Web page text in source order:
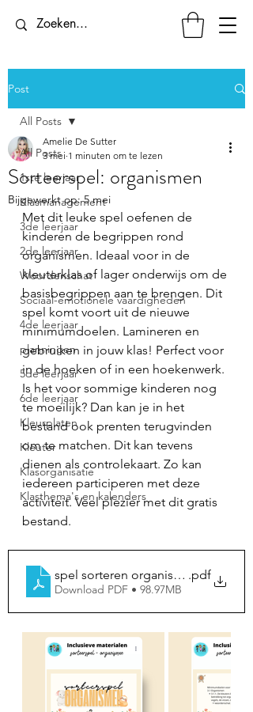
Post
All Posts
1ste leerjaar
Klasmanagement
3de leerjaar
2de leerjaar
Woordenschat
Sociaal-emotionele vaardigheden
4de leerjaar
planningen
5de leerjaar
6de leerjaar
Kleurplaten
Kleuter
Klasorganisatie
Klasthema's en kalenders
All Posts
Sorteerspel: organismen
Amelie De Sutter
3 mei 1 minuten om te lezen
Bijgewerkt op:5 mei
Met dit leuke spel oefenen de
kinderen de begrippen rond
organismen. Ideaal voor in de
kleuterklas of lager onderwijs om de
basisbegrippen aan te brengen. Dit
spel komt voort uit de nieuwe
minimumdoelen. Lamineren en
gebruiken in jouw klas! Perfect voor
in de hoeken of in een hoekenwerk.
Is het voor sommige kinderen nog
te moeilijk? Dan kan je in het
bestand ook prenten terugvinden
om te matchen. Dit kan tevens
dienen als controlekaart. Zo kan
iedereen participeren met deze
activiteit. Veel plezier met dit gratis
bestand.
spel sorteren organismen.pdf
Download PDF • 98.97MB